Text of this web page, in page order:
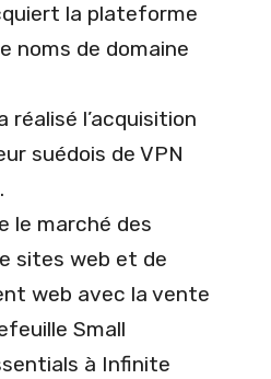
la plateforme
noms de domaine
réalisé l’acquisition
suédois de VPN
le marché des
sites web et de
web avec la vente
Small
à Infinite